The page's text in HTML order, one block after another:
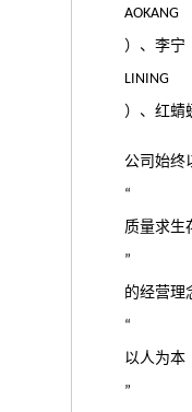
AOKANG
）、李宁
LINING
）、红蜻
公司始终
“
质量求生
”
的经营理
“
以人为本
”